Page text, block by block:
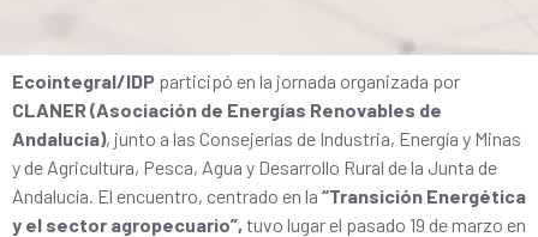
Ecointegral/IDP participó en la jornada organizada por
CLANER (Asociación de Energías Renovables de
Andalucía), junto a las Consejerías de Industria, Energía y Minas
y de Agricultura, Pesca, Agua y Desarrollo Rural de la Junta de
Andalucía. El encuentro, centrado en la “Transición Energética
y el sector agropecuario”, tuvo lugar el pasado 19 de marzo en